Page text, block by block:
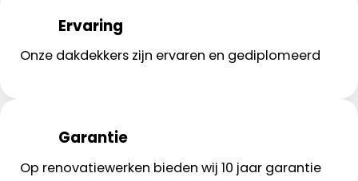
Ervaring
Onze dakdekkers zijn ervaren en gediplomeerd
Garantie
Op renovatiewerken bieden wij 10 jaar garantie